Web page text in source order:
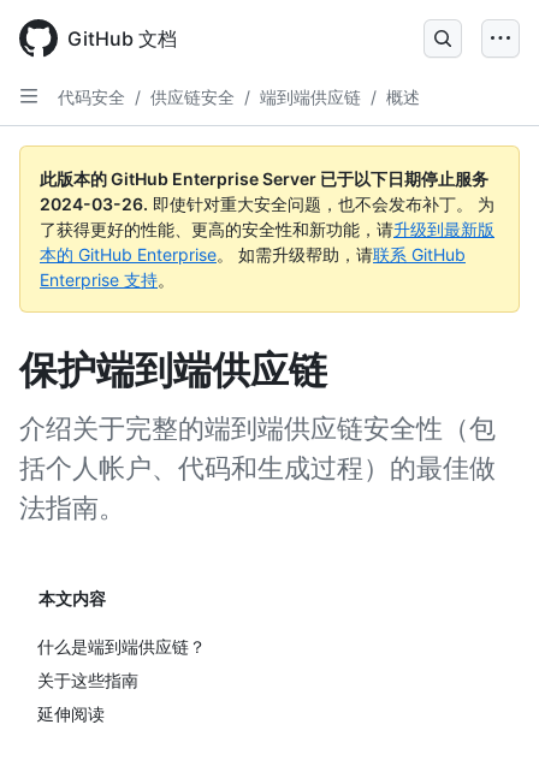
main
content
GitHub 文档
代码安全 / 供应链安全 / 端到端供应链 / 概述
此版本的 GitHub Enterprise Server 已于以下日期停止服务
2024-03-26. 即使针对重大安全问题，也不会发布补丁。 为
了获得更好的性能、更高的安全性和新功能，请升级到最新版
本的 GitHub Enterprise。 如需升级帮助，请联系 GitHub
Enterprise 支持。
保护端到端供应链
介绍关于完整的端到端供应链安全性（包
括个人帐户、代码和生成过程）的最佳做
法指南。
本文内容
什么是端到端供应链？
关于这些指南
延伸阅读